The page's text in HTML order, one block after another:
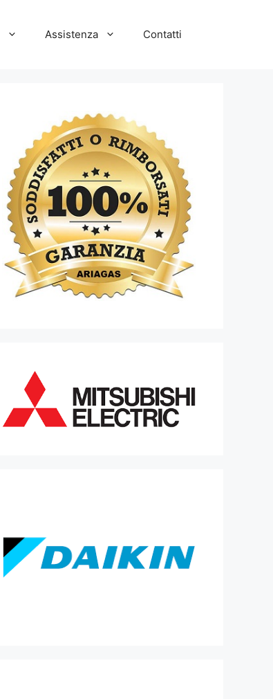
Assistenza Contatti